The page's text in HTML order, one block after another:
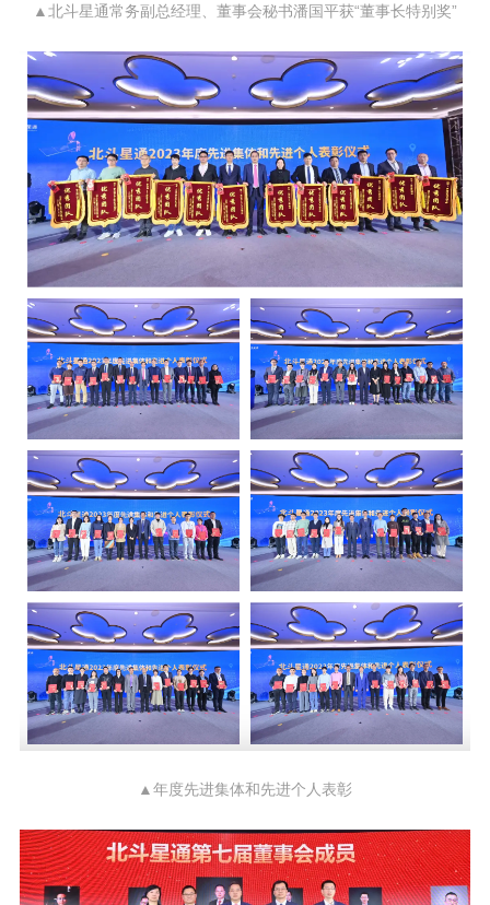
▲北斗星通常务副总经理、董事会秘书潘国平获“董事长特别奖”
▲年度先进集体和先进个人表彰